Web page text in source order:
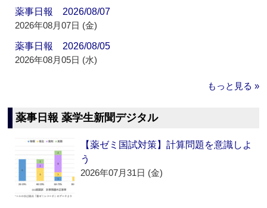
薬事日報 2026/08/07
2026年08月07日 (金)
薬事日報 2026/08/05
2026年08月05日 (水)
もっと見る »
薬事日報 薬学生新聞デジタル
【薬ゼミ国試対策】計算問題を意識しよ
う
2026年07月31日 (金)